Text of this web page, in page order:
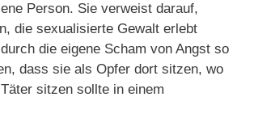
Person. Sie verweist darauf,
die sexualisierte Gewalt erlebt
die eigene Scham von Angst so
dass sie als Opfer dort sitzen, wo
sitzen sollte in einem